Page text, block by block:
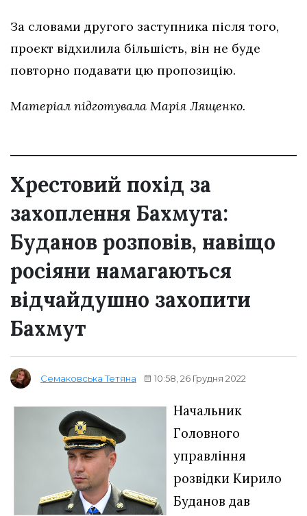
За словами другого заступника після того,
проєкт відхилила більшість, він не буде
повторно подавати цю пропозицію.
Матеріал підготувала Марія Лященко.
Хрестовий похід за
захоплення Бахмута:
Буданов розповів, навіщо
росіяни намагаються
відчайдушно захопити
Бахмут
Семаковська Тетяна 10:58, 26 Грудня 2022
Начальник
Головного
управління
розвідки Кирило
Буданов дав